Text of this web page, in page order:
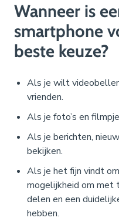
Wanneer is
smartphone
beste keuze?
Als je wilt
vrienden.
Als je foto’s en
Als je berichten,
bekijken.
Als je het fijn vindt
mogelijkheid om met
delen en een
hebben.